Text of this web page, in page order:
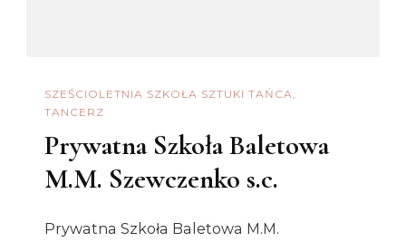
SZEŚCIOLETNIA SZKOŁA SZTUKI TAŃCA
TANCERZ
Prywatna Szkoła Baletowa
M.M. Szewczenko s.c.
Prywatna Szkoła Baletowa M.M.